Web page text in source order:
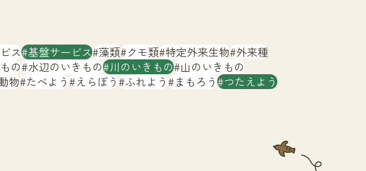
ス 基盤サービス 藻類 クモ類 特定外来生物 外来種
の 水辺のいきもの 川のいきもの 山のいきもの
物 たべよう えらぼう ふれよう まもろう つたえよう